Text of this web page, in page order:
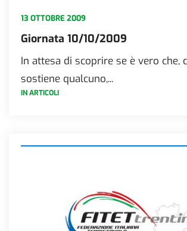
13 OTTOBRE 2009
Giornata 10/10/2009
In attesa di scoprire se è vero che,
sostiene qualcuno,...
IN ARTICOLI